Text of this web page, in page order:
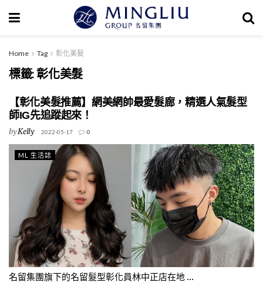
Home Tag 彰化美髮
標籤:彰化美髮
【彰化美髮推薦】網美網帥最愛髮廊，精選人氣髮型
師IG先追蹤起來！
byKelly 2022-05-17 0
ML 生活誌
名留集團旗下的名留髮型彰化員林中正店在地 ...